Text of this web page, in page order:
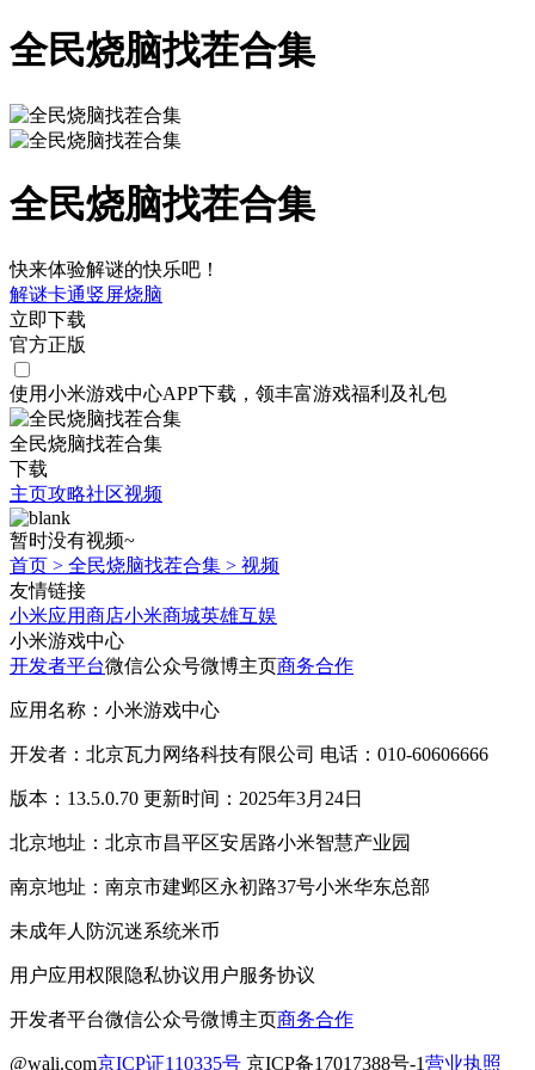
全民烧脑找茬合集
全民烧脑找茬合集
快来体验解谜的快乐吧！
解谜卡通竖屏烧脑
立即下载
官方正版
使用小米游戏中心APP下载 ，领丰富游戏福利 及礼包
全民烧脑找茬合集
下载
主页攻略社区视频
暂时没有视频~
首页 > 全民烧脑找茬合集 > 视频
友情链接
小米应用商店小米商城英雄互娱
小米游戏中心
开发者平台微信公众号微博主页商务合作
应用名称：小米游戏中心
开发者：北京瓦力网络科技有限公司 电话：010-60606666
版本：13.5.0.70 更新时间：2025年3月24日
北京地址：北京市昌平区安居路小米智慧产业园
南京地址：南京市建邺区永初路37号小米华东总部
未成年人防沉迷系统米币
用户应用权限隐私协议用户服务协议
开发者平台微信公众号微博主页商务合作
@wali.com京ICP证110335号 京ICP备17017388号-1营业执照